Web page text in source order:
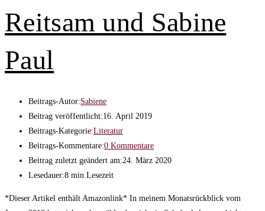
Reitsam und Sabine
Paul
Beitrags-Autor:Sabiene
Beitrag veröffentlicht:16. April 2019
Beitrags-Kategorie:Literatur
Beitrags-Kommentare:0 Kommentare
Beitrag zuletzt geändert am:24. März 2020
Lesedauer:8 min Lesezeit
*Dieser Artikel enthält Amazonlink* In meinem Monatsrückblick vom